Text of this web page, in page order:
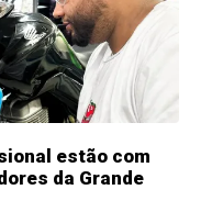
estão com
da Grande